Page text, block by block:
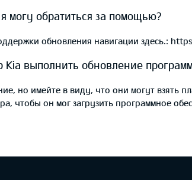
могу обратиться за помощью?
обновления навигации здесь.:
выполнить обновление
но имейте в виду, что они могут взять
чтобы он мог загрузить программное